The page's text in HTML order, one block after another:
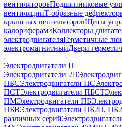
вентиляторовПодшипниковые
вентиляцииТ-образные
крышных вентиляторовЩиты
калориферамиКоллекторы
электродвигателяГерметичные
электромагнитныйДвери
-
Электродвигатели П
Электродвигатели 2П
ПБСЭлектродвигатели ПС
ПСТЭлектродвигатели ПБСТ
ПМЭлектродвигатели ПБ
ПБВЭлектродвигатели ПБ2П,
различных серий